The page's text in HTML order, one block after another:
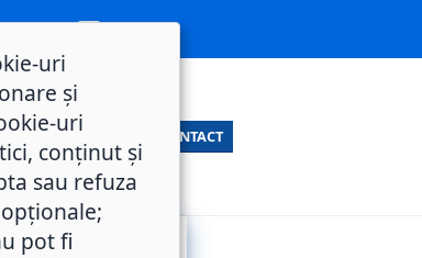
CONTACT
uri
și
uri
conținut și
sau refuza
pot fi